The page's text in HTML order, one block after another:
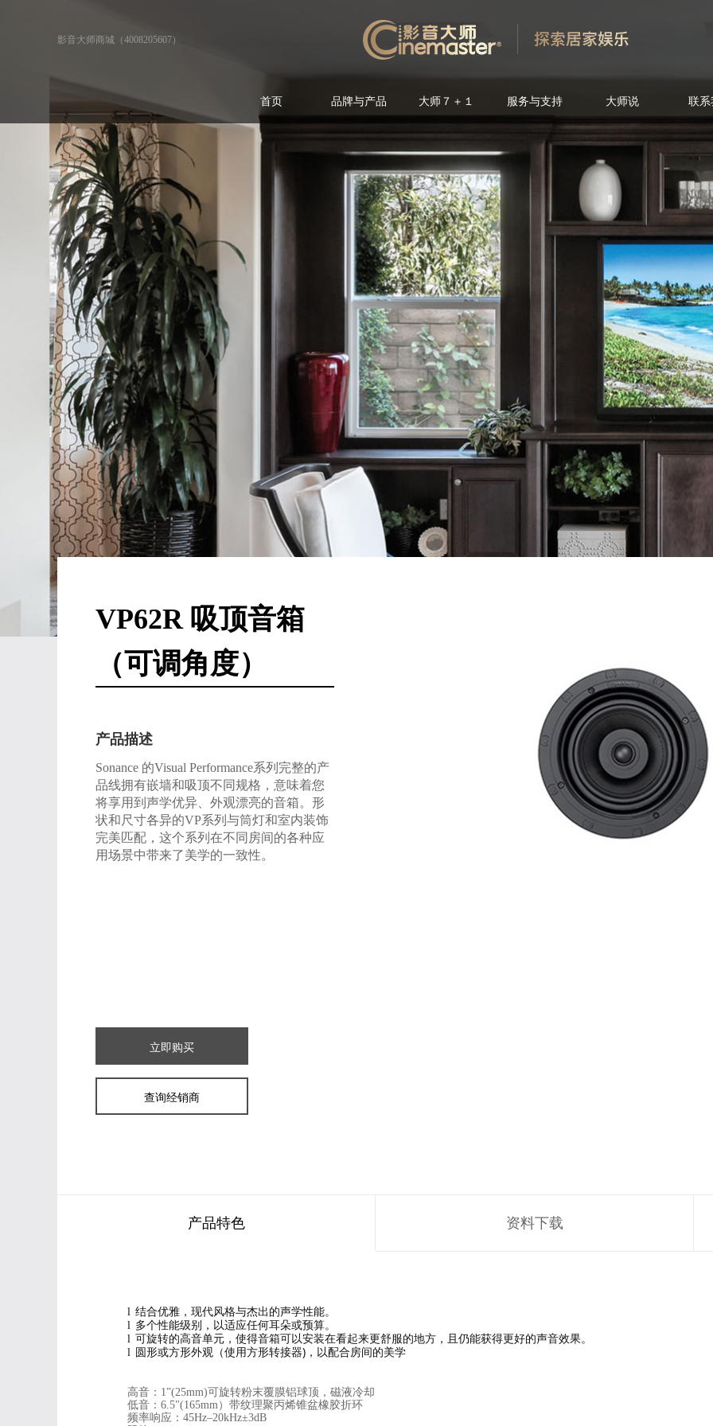
影音大师商城（4008205607）
首页 品牌与产品 大师７＋１ 服务与支持 大师说 联系
VP62R 吸顶音箱
（可调角度）
产品描述
Sonance 的Visual Performance系列完整的产
品线拥有嵌墙和吸顶不同规格，意味着您
将享用到声学优异、外观漂亮的音箱。形
状和尺寸各异的VP系列与筒灯和室内装饰
完美匹配，这个系列在不同房间的各种应
用场景中带来了美学的一致性。
立即购买
查询经销商
产品特色 资料下载
l 结合优雅，现代风格与杰出的声学性能。
l 多个性能级别，以适应任何耳朵或预算。
l 可旋转的高音单元，使得音箱可以安装在看起来更舒服的地方，且仍能获得更好的声音效果。
l 圆形或方形外观（使用方形转接器)，以配合房间的美学
高音：1”(25mm)可旋转粉末覆膜铝球顶，磁液冷却
低音：6.5"(165mm）带纹理聚丙烯锥盆橡胶折环
频率响应：45Hz–20kHz±3dB